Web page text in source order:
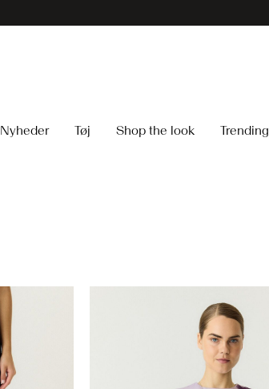
Nyheder Tøj Shop the look Trending